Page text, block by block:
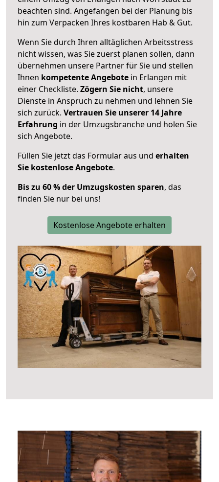
beachten sind. Angefangen bei der Planung bis
hin zum Verpacken Ihres kostbaren Hab & Gut.
Wenn Sie durch Ihren alltäglichen Arbeitsstress
nicht wissen, was Sie zuerst planen sollen, dann
übernehmen unsere Partner für Sie und stellen
Ihnen kompetente Angebote in Erlangen mit
einer Checkliste. Zögern Sie nicht, unsere
Dienste in Anspruch zu nehmen und lehnen Sie
sich zurück. Vertrauen Sie unserer 14 Jahre
Erfahrung in der Umzugsbranche und holen Sie
sich Angebote.
Füllen Sie jetzt das Formular aus und erhalten
Sie kostenlose Angebote.
Bis zu 60 % der Umzugskosten sparen, das
finden Sie nur bei uns!
Kostenlose Angebote erhalten